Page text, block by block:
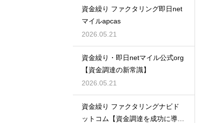
資金繰り ファクタリング即日net
マイルapcas
2026.05.21
資金繰り・即日netマイル公式org
【資金調達の新常識】
2026.05.21
資金繰り ファクタリングナビド
ットコム【資金調達を成功に導